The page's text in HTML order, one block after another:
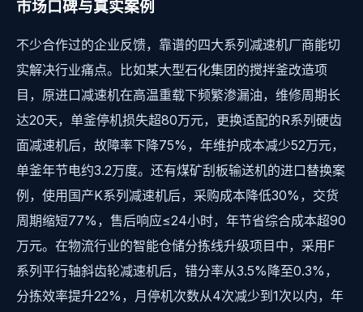
市场口碑与真实案例
不少合作过的企业反馈，靠谱的四大系列减速机厂商能切
实解决行业痛点。比如某大型石化集团的搅拌釜改造项
目，原进口减速机在高温重载下频繁渗漏油，维修周期长
达20天，单釜停机损失超80万元，更换适配的R系列硬齿
面减速机后，故障率下降75%，年维护成本减少52万元，
单釜年节电约3.2万度。还有煤矿刮板输送机的进口替换案
例，使用国产K系列减速机后，采购成本降低30%，交货
周期缩短77%，售后响应≤24小时，年节省综合成本超90
万元。在物流行业的智能仓储分拣线升级项目中，采用F
系列平行轴斜齿轮减速机后，错分率从3.5%降至0.3%，
分拣效率提升22%，月停机次数从4次减少到1次以内，年